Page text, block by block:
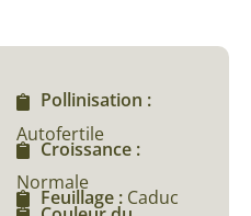
Pollinisation :
Autofertile
Croissance :
Normale
Feuillage : Caduc